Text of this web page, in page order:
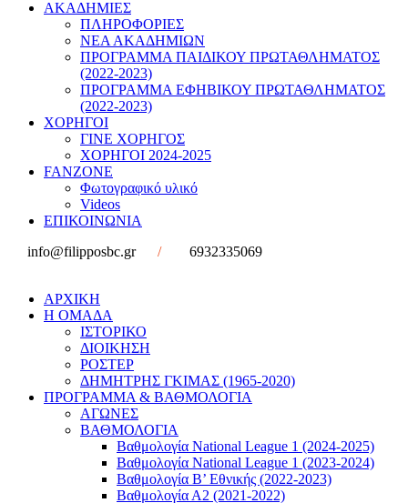
ΑΚΑΔΗΜΙΕΣ
ΠΛΗΡΟΦΟΡΙΕΣ
ΝΕΑ ΑΚΑΔΗΜΙΩΝ
ΠΡΟΓΡΑΜΜΑ ΠΑΙΔΙΚΟΥ ΠΡΩΤΑΘΛΗΜΑΤΟΣ
(2022-2023)
ΠΡΟΓΡΑΜΜΑ ΕΦΗΒΙΚΟΥ ΠΡΩΤΑΘΛΗΜΑΤΟΣ
(2022-2023)
ΧΟΡΗΓΟΙ
ΓΙΝΕ ΧΟΡΗΓΟΣ
ΧΟΡΗΓΟΙ 2024-2025
FANZONE
Φωτογραφικό υλικό
Videos
ΕΠΙΚΟΙΝΩΝΙΑ
info@filipposbc.gr
/ 6932335069
ΑΡΧΙΚΗ
Η ΟΜΑΔΑ
ΙΣΤΟΡΙΚΟ
ΔΙΟΙΚΗΣΗ
ΡΟΣΤΕΡ
ΔΗΜΗΤΡΗΣ ΓΚΙΜΑΣ (1965-2020)
ΠΡΟΓΡΑΜΜΑ & ΒΑΘΜΟΛΟΓΙΑ
ΑΓΩΝΕΣ
ΒΑΘΜΟΛΟΓΙΑ
Βαθμολογία National League 1 (2024-2025)
Βαθμολογία National League 1 (2023-2024)
Βαθμολογία Β’ Εθνικής (2022-2023)
Βαθμολογία Α2 (2021-2022)